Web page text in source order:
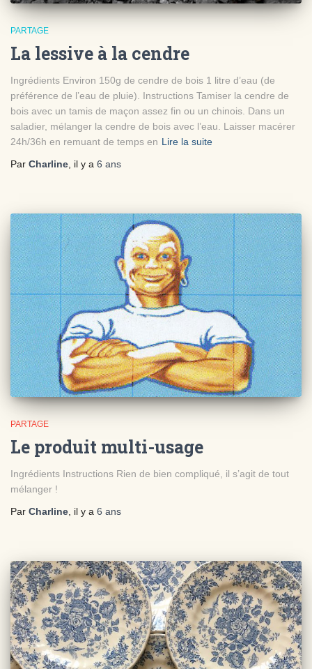
PARTAGE
La lessive à la cendre
Ingrédients Environ 150g de cendre de bois 1 litre d’eau (de
préférence de l’eau de pluie). Instructions Tamiser la cendre de
bois avec un tamis de maçon assez fin ou un chinois. Dans un
saladier, mélanger la cendre de bois avec l’eau. Laisser macérer
24h/36h en remuant de temps en Lire la suite
Par Charline , il y a 6 ans
PARTAGE
Le produit multi-usage
Ingrédients Instructions Rien de bien compliqué, il s’agit de tout
mélanger !
Par Charline , il y a 6 ans